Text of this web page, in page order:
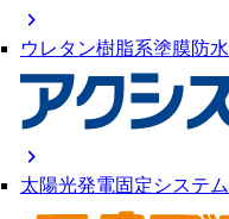
chevron_right
ウレタン樹脂系塗膜防水
chevron_right
太陽光発電固定システム